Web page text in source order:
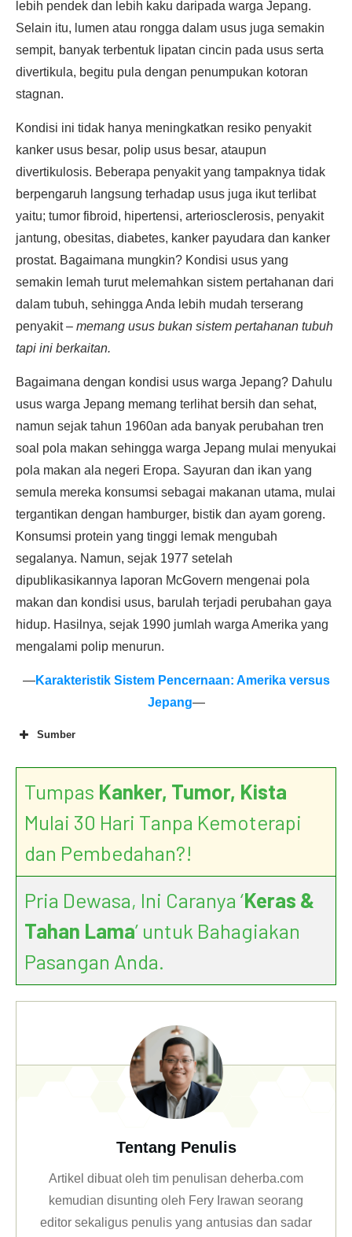
lebih pendek dan lebih kaku daripada warga Jepang.
Selain itu, lumen atau rongga dalam usus juga semakin
sempit, banyak terbentuk lipatan cincin pada usus serta
divertikula, begitu pula dengan penumpukan kotoran
stagnan.
Kondisi ini tidak hanya meningkatkan resiko penyakit
kanker usus besar, polip usus besar, ataupun
divertikulosis. Beberapa penyakit yang tampaknya tidak
berpengaruh langsung terhadap usus juga ikut terlibat
yaitu; tumor fibroid, hipertensi, arteriosclerosis, penyakit
jantung, obesitas, diabetes, kanker payudara dan kanker
prostat. Bagaimana mungkin? Kondisi usus yang
semakin lemah turut melemahkan sistem pertahanan dari
dalam tubuh, sehingga Anda lebih mudah terserang
penyakit – memang usus bukan sistem pertahanan tubuh
tapi ini berkaitan.
Bagaimana dengan kondisi usus warga Jepang? Dahulu
usus warga Jepang memang terlihat bersih dan sehat,
namun sejak tahun 1960an ada banyak perubahan tren
soal pola makan sehingga warga Jepang mulai menyukai
pola makan ala negeri Eropa. Sayuran dan ikan yang
semula mereka konsumsi sebagai makanan utama, mulai
tergantikan dengan hamburger, bistik dan ayam goreng.
Konsumsi protein yang tinggi lemak mengubah
segalanya. Namun, sejak 1977 setelah
dipublikasikannya laporan McGovern mengenai pola
makan dan kondisi usus, barulah terjadi perubahan gaya
hidup. Hasilnya, sejak 1990 jumlah warga Amerika yang
mengalami polip menurun.
—Karakteristik Sistem Pencernaan: Amerika versus
Jepang—
Sumber
Tumpas Kanker, Tumor, Kista
Mulai 30 Hari Tanpa Kemoterapi
dan Pembedahan?!
Pria Dewasa, Ini Caranya ‘Keras &
Tahan Lama’ untuk Bahagiakan
Pasangan Anda.
Tentang Penulis
Artikel dibuat oleh tim penulisan deherba.com
kemudian disunting oleh Fery Irawan seorang
editor sekaligus penulis yang antusias dan sadar